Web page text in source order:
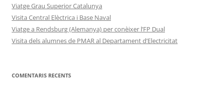
Viatge Grau Superior Catalunya
Visita Central Elèctrica i Base Naval
Viatge a Rendsburg (Alemanya) per conèixer l’FP Dual
Visita dels alumnes de PMAR al Departament d’Electricitat
COMENTARIS RECENTS